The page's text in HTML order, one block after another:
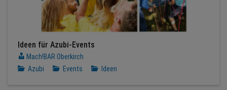
Ideen für Azubi-Events
Mach!BAR Oberkirch
Azubi
Events Ideen